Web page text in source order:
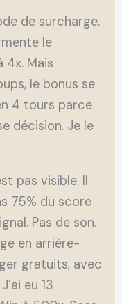
de surcharge.
le
4x. Mais
le bonus se
4 tours parce
décision. Je le
pas visible. Il
75% du score
Pas de son.
en arrière-
gratuits, avec
eu 13